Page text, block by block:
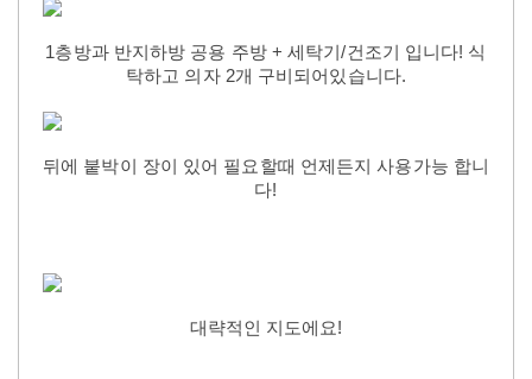
1층방과 반지하방 공용 주방 + 세탁기/건조기 입니다! 식
탁하고 의자 2개 구비되어있습니다.
뒤에 붙박이 장이 있어 필요할때 언제든지 사용가능 합니
다!
대략적인 지도에요!